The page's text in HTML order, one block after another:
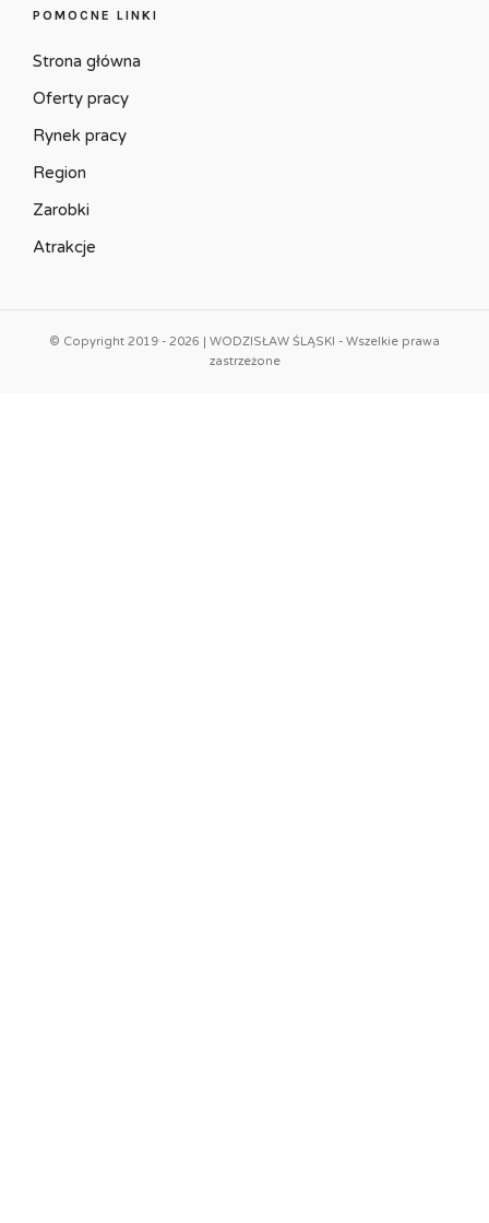
POMOCNE LINKI
Strona główna
Oferty pracy
Rynek pracy
Region
Zarobki
Atrakcje
© Copyright 2019 - 2026 | WODZISŁAW ŚLĄSKI - Wszelkie prawa
zastrzeżone